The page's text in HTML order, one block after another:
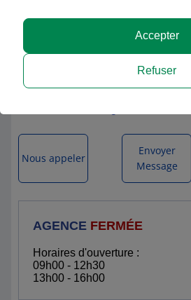
MMA ROUSSILLON
11 ROUTE DE VALENCE
AGENCE FERMÉE
Horaires d'ouverture :
09h00 - 12h30
13h00 - 16h00
Nous appeler
Envoyer
Message
Refuser
Accepter